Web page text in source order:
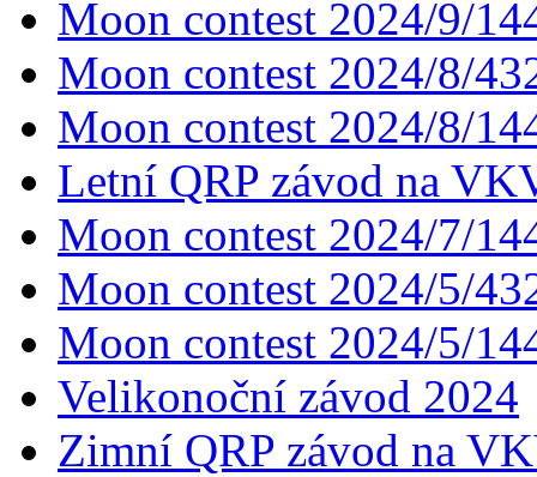
Moon contest 2024/9/
Moon contest 2024/8/
Moon contest 2024/8/
Letní QRP závod na
Moon contest 2024/7/
Moon contest 2024/5/
Moon contest 2024/5/
Velikonoční závod 2024
Zimní QRP závod na